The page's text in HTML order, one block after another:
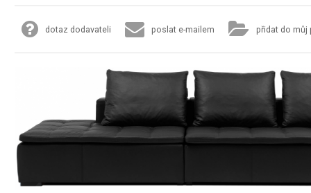
dotaz dodavateli poslat e-mailem přidat do můj